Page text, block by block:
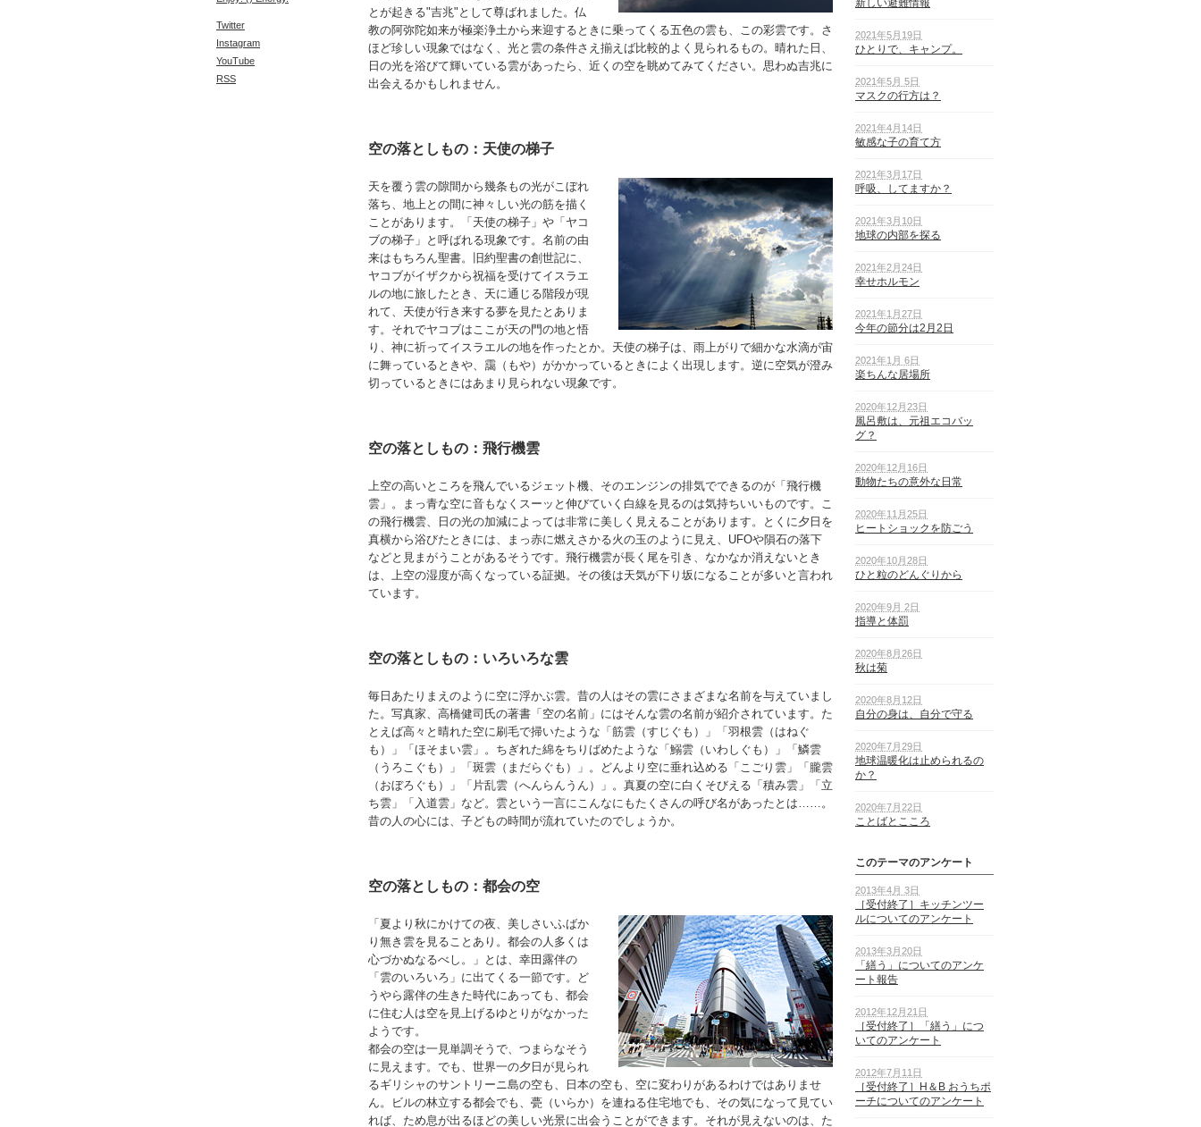
Twitter
Instagram
YouTube
RSS
とが起きる"吉兆"として尊ばれました。仏
教の阿弥陀如来が極楽浄土から来迎するときに乗ってくる五色の雲も、この彩雲です。さ
ほど珍しい現象ではなく、光と雲の条件さえ揃えば比較的よく見られるもの。晴れた日、
日の光を浴びて輝いている雲があったら、近くの空を眺めてみてください。思わぬ吉兆に
出会えるかもしれません。
空の落としもの：天使の梯子
天を覆う雲の隙間から幾条もの光がこぼれ
落ち、地上との間に神々しい光の筋を描く
ことがあります。「天使の梯子」や「ヤコ
ブの梯子」と呼ばれる現象です。名前の由
来はもちろん聖書。旧約聖書の創世記に、
ヤコブがイザクから祝福を受けてイスラエ
ルの地に旅したとき、天に通じる階段が現
れて、天使が行き来する夢を見たとありま
す。それでヤコブはここが天の門の地と悟
り、神に祈ってイスラエルの地を作ったとか。天使の梯子は、雨上がりで細かな水滴が宙
に舞っているときや、靄（もや）がかかっているときによく出現します。逆に空気が澄み
切っているときにはあまり見られない現象です。
空の落としもの：飛行機雲
上空の高いところを飛んでいるジェット機、そのエンジンの排気でできるのが「飛行機
雲」。まっ青な空に音もなくスーッと伸びていく白線を見るのは気持ちいいものです。こ
の飛行機雲、日の光の加減によっては非常に美しく見えることがあります。とくに夕日を
真横から浴びたときには、まっ赤に燃えさかる火の玉のように見え、UFOや隕石の落下
などと見まがうことがあるそうです。飛行機雲が長く尾を引き、なかなか消えないとき
は、上空の湿度が高くなっている証拠。その後は天気が下り坂になることが多いと言われ
ています。
空の落としもの：いろいろな雲
毎日あたりまえのように空に浮かぶ雲。昔の人はその雲にさまざまな名前を与えていまし
た。写真家、高橋健司氏の著書「空の名前」にはそんな雲の名前が紹介されています。た
とえば高々と晴れた空に刷毛で掃いたような「筋雲（すじぐも）」「羽根雲（はねぐ
も）」「ほそまい雲」。ちぎれた綿をちりばめたような「鰯雲（いわしぐも）」「鱗雲
（うろこぐも）」「斑雲（まだらぐも）」。どんより空に垂れ込める「こごり雲」「朧雲
（おぼろぐも）」「片乱雲（へんらんうん）」。真夏の空に白くそびえる「積み雲」「立
ち雲」「入道雲」など。雲という一言にこんなにもたくさんの呼び名があったとは……。
昔の人の心には、子どもの時間が流れていたのでしょうか。
空の落としもの：都会の空
「夏より秋にかけての夜、美しさいふばか
り無き雲を見ることあり。都会の人多くは
心づかぬなるべし。」とは、幸田露伴の
「雲のいろいろ」に出てくる一節です。ど
うやら露伴の生きた時代にあっても、都会
に住む人は空を見上げるゆとりがなかった
ようです。
都会の空は一見単調そうで、つまらなそう
に見えます。でも、世界一の夕日が見られ
るギリシャのサントリーニ島の空も、日本の空も、空に変わりがあるわけではありませ
ん。ビルの林立する都会でも、甍（いらか）を連ねる住宅地でも、その気になって見てい
れば、ため息が出るほどの美しい光景に出会うことができます。それが見えないのは、た
新しい避難情報
2021年5月19日
ひとりで、キャンプ。
2021年5月 5日
マスクの行方は？
2021年4月14日
敏感な子の育て方
2021年3月17日
呼吸、してますか？
2021年3月10日
地球の内部を探る
2021年2月24日
幸せホルモン
2021年1月27日
今年の節分は2月2日
2021年1月 6日
楽ちんな居場所
2020年12月23日
風呂敷は、元祖エコバッ
グ？
2020年12月16日
動物たちの意外な日常
2020年11月25日
ヒートショックを防ごう
2020年10月28日
ひと粒のどんぐりから
2020年9月 2日
指導と体罰
2020年8月26日
秋は菊
2020年8月12日
自分の身は、自分で守る
2020年7月29日
地球温暖化は止められるの
か？
2020年7月22日
ことばとこころ
このテーマのアンケート
2013年4月 3日
［受付終了］キッチンツー
ルについてのアンケート
2013年3月20日
「繕う」についてのアンケ
ート報告
2012年12月21日
［受付終了］「繕う」につ
いてのアンケート
2012年7月11日
［受付終了］H＆B おうちポ
ーチについてのアンケート